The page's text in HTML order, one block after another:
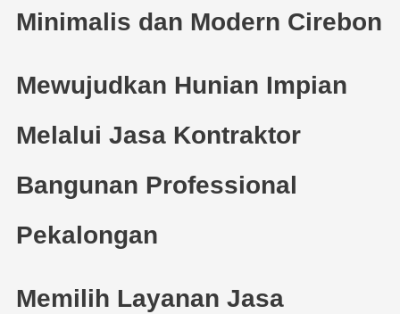
Minimalis dan Modern Cirebon
Mewujudkan Hunian Impian
Melalui Jasa Kontraktor
Bangunan Professional
Pekalongan
Memilih Layanan Jasa